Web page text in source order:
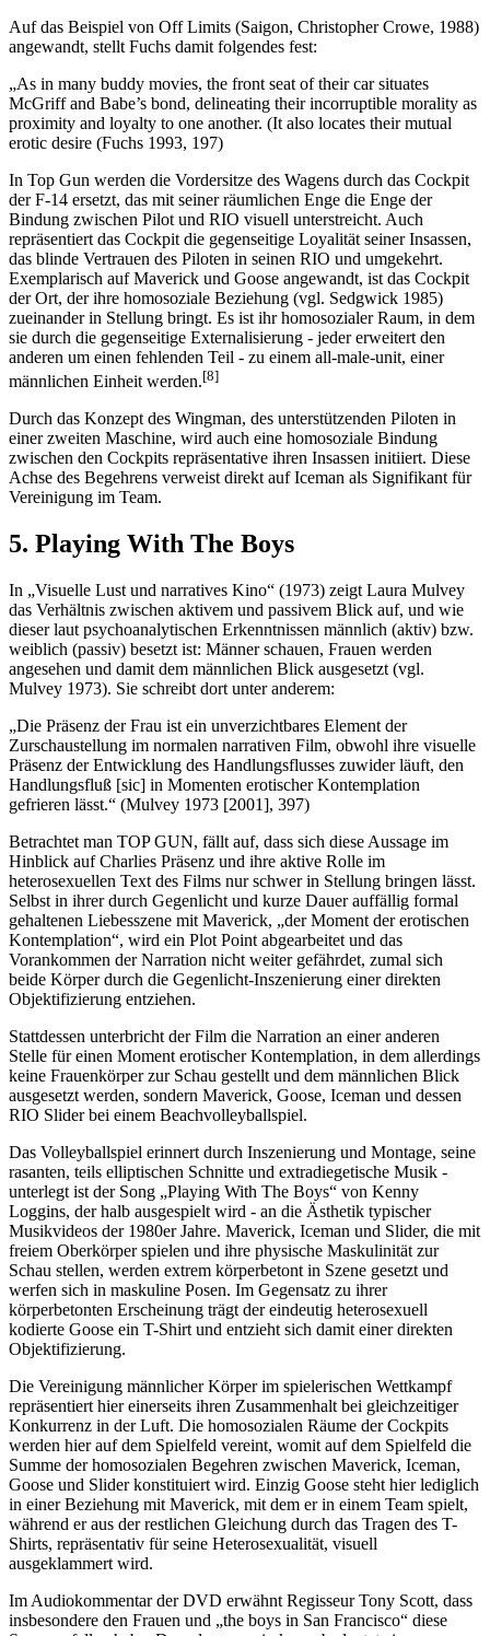
Auf das Beispiel von Off Limits (Saigon, Christopher Crowe, 1988)
angewandt, stellt Fuchs damit folgendes fest:
„As in many buddy movies, the front seat of their car situates
McGriff and Babe’s bond, delineating their incorruptible morality as
proximity and loyalty to one another. (It also locates their mutual
erotic desire (Fuchs 1993, 197)
In Top Gun werden die Vordersitze des Wagens durch das Cockpit
der F-14 ersetzt, das mit seiner räumlichen Enge die Enge der
Bindung zwischen Pilot und RIO visuell unterstreicht. Auch
repräsentiert das Cockpit die gegenseitige Loyalität seiner Insassen,
das blinde Vertrauen des Piloten in seinen RIO und umgekehrt.
Exemplarisch auf Maverick und Goose angewandt, ist das Cockpit
der Ort, der ihre homosoziale Beziehung (vgl. Sedgwick 1985)
zueinander in Stellung bringt. Es ist ihr homosozialer Raum, in dem
sie durch die gegenseitige Externalisierung - jeder erweitert den
anderen um einen fehlenden Teil - zu einem all-male-unit, einer
männlichen Einheit werden.[8]
Durch das Konzept des Wingman, des unterstützenden Piloten in
einer zweiten Maschine, wird auch eine homosoziale Bindung
zwischen den Cockpits repräsentative ihren Insassen initiiert. Diese
Achse des Begehrens verweist direkt auf Iceman als Signifikant für
Vereinigung im Team.
5. Playing With The Boys
In „Visuelle Lust und narratives Kino“ (1973) zeigt Laura Mulvey
das Verhältnis zwischen aktivem und passivem Blick auf, und wie
dieser laut psychoanalytischen Erkenntnissen männlich (aktiv) bzw.
weiblich (passiv) besetzt ist: Männer schauen, Frauen werden
angesehen und damit dem männlichen Blick ausgesetzt (vgl.
Mulvey 1973). Sie schreibt dort unter anderem:
„Die Präsenz der Frau ist ein unverzichtbares Element der
Zurschaustellung im normalen narrativen Film, obwohl ihre visuelle
Präsenz der Entwicklung des Handlungsflusses zuwider läuft, den
Handlungsfluß [sic] in Momenten erotischer Kontemplation
gefrieren lässt.“ (Mulvey 1973 [2001], 397)
Betrachtet man TOP GUN, fällt auf, dass sich diese Aussage im
Hinblick auf Charlies Präsenz und ihre aktive Rolle im
heterosexuellen Text des Films nur schwer in Stellung bringen lässt.
Selbst in ihrer durch Gegenlicht und kurze Dauer auffällig formal
gehaltenen Liebesszene mit Maverick, „der Moment der erotischen
Kontemplation“, wird ein Plot Point abgearbeitet und das
Vorankommen der Narration nicht weiter gefährdet, zumal sich
beide Körper durch die Gegenlicht-Inszenierung einer direkten
Objektifizierung entziehen.
Stattdessen unterbricht der Film die Narration an einer anderen
Stelle für einen Moment erotischer Kontemplation, in dem allerdings
keine Frauenkörper zur Schau gestellt und dem männlichen Blick
ausgesetzt werden, sondern Maverick, Goose, Iceman und dessen
RIO Slider bei einem Beachvolleyballspiel.
Das Volleyballspiel erinnert durch Inszenierung und Montage, seine
rasanten, teils elliptischen Schnitte und extradiegetische Musik -
unterlegt ist der Song „Playing With The Boys“ von Kenny
Loggins, der halb ausgespielt wird - an die Ästhetik typischer
Musikvideos der 1980er Jahre. Maverick, Iceman und Slider, die mit
freiem Oberkörper spielen und ihre physische Maskulinität zur
Schau stellen, werden extrem körperbetont in Szene gesetzt und
werfen sich in maskuline Posen. Im Gegensatz zu ihrer
körperbetonten Erscheinung trägt der eindeutig heterosexuell
kodierte Goose ein T-Shirt und entzieht sich damit einer direkten
Objektifizierung.
Die Vereinigung männlicher Körper im spielerischen Wettkampf
repräsentiert hier einerseits ihren Zusammenhalt bei gleichzeitiger
Konkurrenz in der Luft. Die homosozialen Räume der Cockpits
werden hier auf dem Spielfeld vereint, womit auf dem Spielfeld die
Summe der homosozialen Begehren zwischen Maverick, Iceman,
Goose und Slider konstituiert wird. Einzig Goose steht hier lediglich
in einer Beziehung mit Maverick, mit dem er in einem Team spielt,
während er aus der restlichen Gleichung durch das Tragen des T-
Shirts, repräsentativ für seine Heterosexualität, visuell
ausgeklammert wird.
Im Audiokommentar der DVD erwähnt Regisseur Tony Scott, dass
insbesondere den Frauen und „the boys in San Francisco“ diese